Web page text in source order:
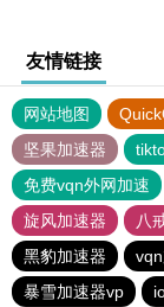
友情链接
网站地图
坚果加速器
免费vqn外网加速
旋风加速器
八
黑豹加速器
暴雪加速器vp